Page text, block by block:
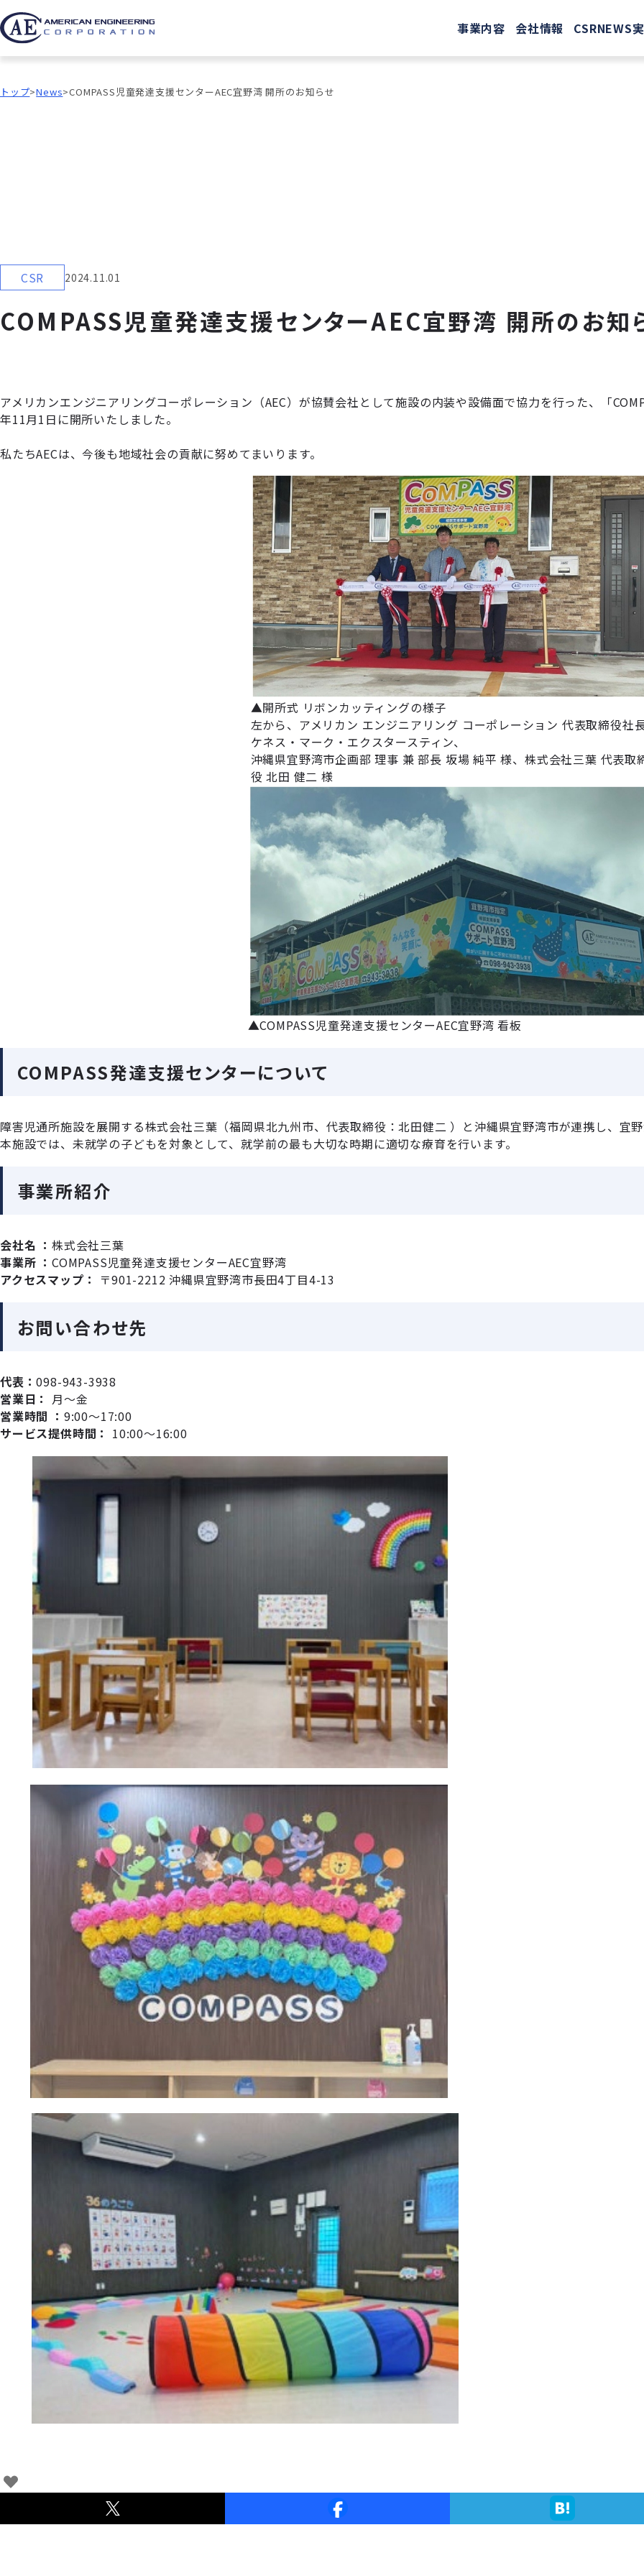
事業内容 会社情報 CSRNEWS
トップ News COMPASS児童発達支援センターAEC宜野湾 開所のお知らせ
CSR 2024.11.01
COMPASS児童発達支援センターAEC宜野湾 開所のお知
アメリカンエンジニアリングコーポレーション（AEC）が協賛会社として施設の内装や設備面で協力を行った、「
年11月1日に開所いたしました。
私たちAECは、今後も地域社会の貢献に努めてまいります。
▲開所式 リボンカッティングの様子
左から、アメリカン エンジニアリング コーポレーション 代表取締役社
ケネス・マーク・エクスタースティン、
沖縄県宜野湾市企画部 理事 兼 部長 坂場 純平 様、株式会社三葉 代表取
役 北田 健二 様
▲COMPASS児童発達支援センターAEC宜野湾 看板
COMPASS発達支援センターについて
障害児通所施設を展開する株式会社三葉（福岡県北九州市、代表取締役：北田健二 ）と沖縄県宜野湾市が連携し、宜
本施設では、未就学の子どもを対象として、就学前の最も大切な時期に適切な療育を行います。
事業所紹介
会社名 ： 株式会社三葉
事業所 ： COMPASS児童発達支援センターAEC宜野湾
アクセスマップ：
〒901-2212 沖縄県宜野湾市長田4丁目4-13
お問い合わせ先
代表：098-943-3938
営業日：
月～金
営業時間 ： 9:00～17:00
サービス提供時間： 10:00～16:00